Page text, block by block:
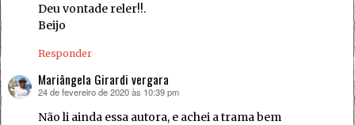
Deu vontade reler!!.
Beijo
Responder
Mariângela Girardi vergara
disse:
24 de fevereiro de 2020 às 10:39 pm
Não li ainda essa autora, e achei a trama bem